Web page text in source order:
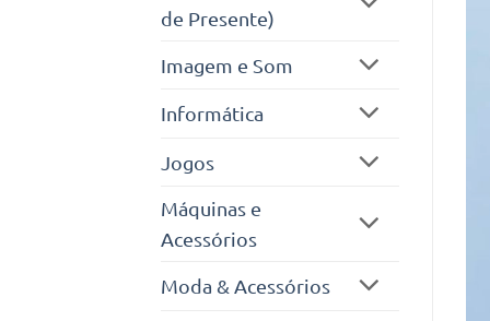
de Presente)
Imagem e Som
Informática
Jogos
Máquinas e
Acessórios
Moda & Acessórios